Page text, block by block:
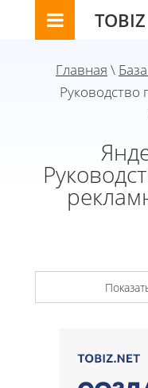
TOBIZ
Главная \
Руководство